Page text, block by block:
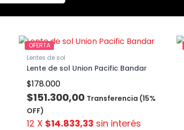
OFERTA
Lentes de sol
Lente de sol Union Pacific Bandar
$178.000
$151.300,00 Transferencia (15%
OFF)
12 X $14.833,33 sin interés